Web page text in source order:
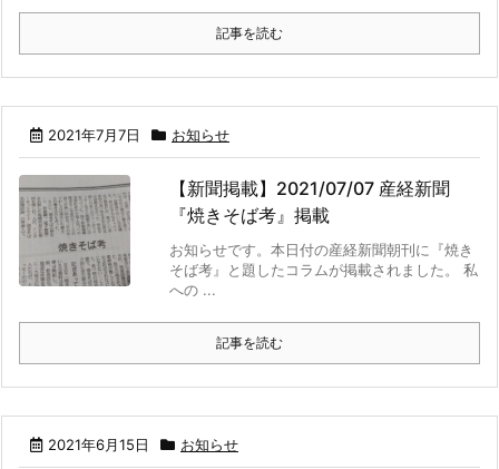
記事を読む
2021年7月7日 お知らせ
【新聞掲載】2021/07/07 産経新聞
『焼きそば考』掲載
お知らせです。本日付の産経新聞朝刊に『焼き
そば考』と題したコラムが掲載されました。 私
への ...
記事を読む
2021年6月15日 お知らせ